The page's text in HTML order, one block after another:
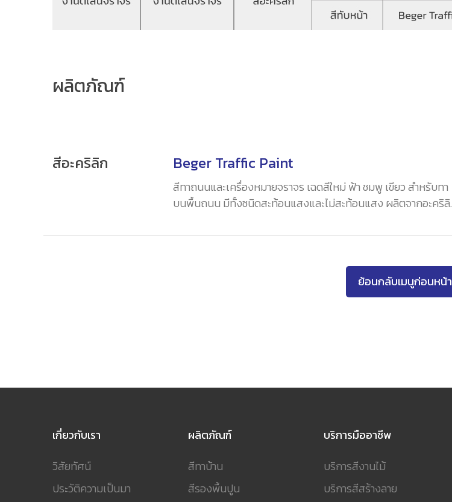
ผลิตภัณฑ์
สีอะคริลิก Beger Traffic Paint
สีทาถนนและเครื่องหมายจราจร เฉดสีใหม่ ฟ้า ชมพู เขียว สำหรับทา
บนพื้นถนน มีทั้งชนิดสะท้อนแสงและไม่สะท้อนแสง ผลิตจากอะคริลิ
ลอกล่อน ฟิล์มทนต่อรอยขีดข่วนได้ดีเยี่ยม ทนทานต่อสภาวะอากาศ
แบบทุกสภาวะ สำหรับตีเส้นจราจรและสัญลักษณ์ต่าง ๆ บนขอบถ
ย้อนกลับเมนูก่อนหน้า
เกี่ยวกับเรา
วิสัยทัศน์
ประวัติความเป็นมา
ผลิตภัณฑ์
สีทาบ้าน
สีรองพื้นปูน
บริการมืออาชีพ
บริการสีงานไม้
บริการสีสร้างลาย